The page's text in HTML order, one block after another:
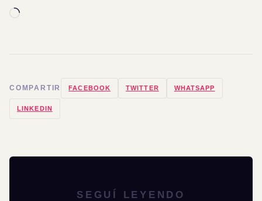
Cargando...
COMPARTIR FACEBOOK TWITTER WHATSAPP
LINKEDIN
SEGUÍ LEYENDO